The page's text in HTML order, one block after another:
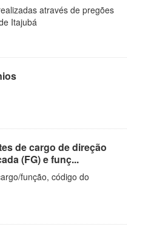
através de pregões
Itajubá
de cargo de direção
(FG) e funç...
função, código do